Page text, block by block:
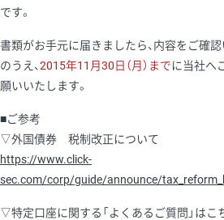
です。
書類がお手元に届きましたら、内容をご確
のうえ、2015年11月30日（月）までに当社へ
願いいたします。
■ご参考
▽外国債券 税制改正について
https://www.click-
sec.com/corp/guide/announce/
▽特定口座に関する「よくあるご質問」はこ